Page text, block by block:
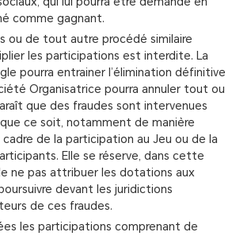
comme gagnant.
ou de tout autre procédé similaire
les participations est interdite. La
pourra entrainer l’élimination définitive
Organisatrice pourra annuler tout ou
que des fraudes sont intervenues
ce soit, notamment de manière
de la participation au Jeu ou de la
Elle se réserve, dans cette
ne pas attribuer les dotations aux
devant les juridictions
de ces fraudes.
les participations comprenant de